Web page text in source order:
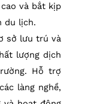
và bắt kịp
du lịch.
sở lưu trú và
lượng dịch
Hỗ trợ
làng nghề,